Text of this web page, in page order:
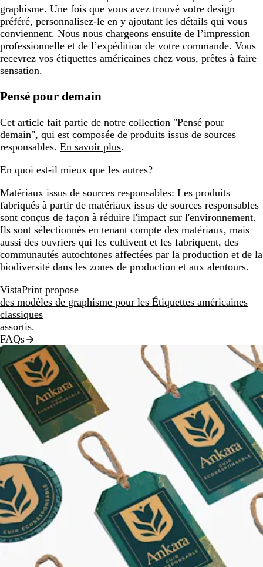
graphisme. Une fois que vous avez trouvé votre design
préféré, personnalisez-le en y ajoutant les détails qui vous
conviennent. Nous nous chargeons ensuite de l’impression
professionnelle et de l’expédition de votre commande. Vous
recevrez vos étiquettes américaines chez vous, prêtes à faire
sensation.
Pensé pour demain
Cet article fait partie de notre collection "Pensé pour
demain", qui est composée de produits issus de sources
responsables. En savoir plus.
En quoi est-il mieux que les autres?
Matériaux issus de sources responsables: Les produits
fabriqués à partir de matériaux issus de sources responsables
sont conçus de façon à réduire l'impact sur l'environnement.
Ils sont sélectionnés en tenant compte des matériaux, mais
aussi des ouvriers qui les cultivent et les fabriquent, des
communautés autochtones affectées par la production et de la
biodiversité dans les zones de production et aux alentours.
VistaPrint propose
des modèles de graphisme pour les Étiquettes américaines
classiques
assortis.
FAQs